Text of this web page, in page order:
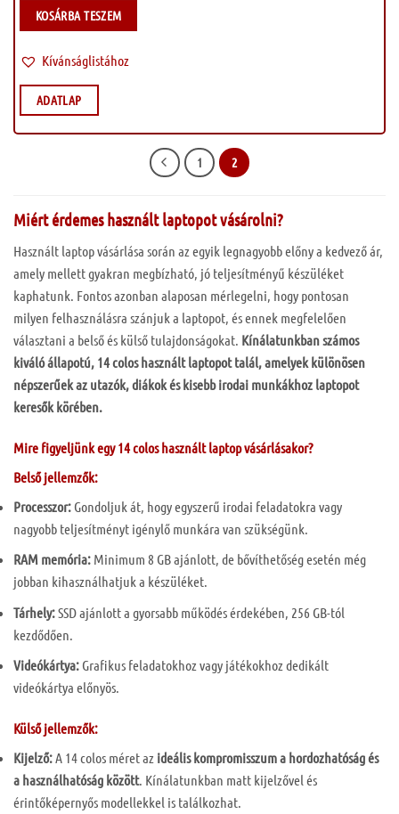
KOSÁRBA TESZEM
Kívánságlistához
ADATLAP
1 2
Miért érdemes használt laptopot vásárolni?
Használt laptop vásárlása során az egyik legnagyobb előny a kedvező ár,
amely mellett gyakran megbízható, jó teljesítményű készüléket
kaphatunk. Fontos azonban alaposan mérlegelni, hogy pontosan
milyen felhasználásra szánjuk a laptopot, és ennek megfelelően
választani a belső és külső tulajdonságokat. Kínálatunkban számos
kiváló állapotú, 14 colos használt laptopot talál, amelyek különösen
népszerűek az utazók, diákok és kisebb irodai munkákhoz laptopot
keresők körében.
Mire figyeljünk egy 14 colos használt laptop vásárlásakor?
Belső jellemzők:
Processzor: Gondoljuk át, hogy egyszerű irodai feladatokra vagy
nagyobb teljesítményt igénylő munkára van szükségünk.
RAM memória: Minimum 8 GB ajánlott, de bővíthetőség esetén még
jobban kihasználhatjuk a készüléket.
Tárhely:SSD ajánlott a gyorsabb működés érdekében, 256 GB-tól
kezdődően.
Videókártya: Grafikus feladatokhoz vagy játékokhoz dedikált
videókártya előnyös.
Külső jellemzők:
Kijelző:A 14 colos méret az ideális kompromisszum a hordozhatóság és
a használhatóság között. Kínálatunkban matt kijelzővel és
érintőképernyős modellekkel is találkozhat.